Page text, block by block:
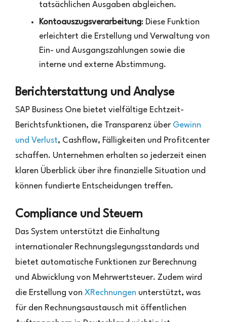
tatsächlichen Ausgaben abgleichen.
Kontoauszugsverarbeitung: Diese Funktion
erleichtert die Erstellung und Verwaltung von
Ein- und Ausgangszahlungen sowie die
interne und externe Abstimmung.
Berichterstattung und Analyse
SAP Business One bietet vielfältige Echtzeit-
Berichtsfunktionen, die Transparenz über Gewinn
und Verlust, Cashflow, Fälligkeiten und Profitcenter
schaffen. Unternehmen erhalten so jederzeit einen
klaren Überblick über ihre finanzielle Situation und
können fundierte Entscheidungen treffen.
Compliance und Steuern
Das System unterstützt die Einhaltung
internationaler Rechnungslegungsstandards und
bietet automatische Funktionen zur Berechnung
und Abwicklung von Mehrwertsteuer. Zudem wird
die Erstellung von XRechnungen unterstützt, was
für den Rechnungsaustausch mit öffentlichen